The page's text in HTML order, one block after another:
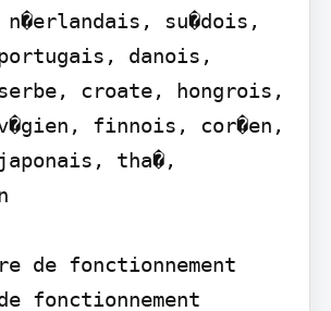
su�dois,
danois,
croate, hongrois,
finnois, cor�en,
tha�,
de fonctionnement
fonctionnement